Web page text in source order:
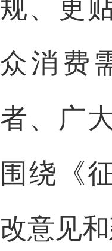
规、更
众消费
者、广
围绕《
改意见